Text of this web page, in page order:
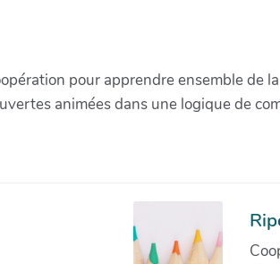
pour apprendre ensemble de
animées dans une logique de